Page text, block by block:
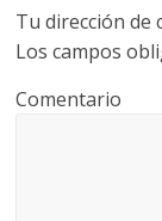
Tu dirección de
Los campos
Comentario